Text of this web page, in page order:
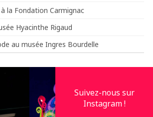
la Fondation Carmignac
Hyacinthe Rigaud
au musée Ingres Bourdelle
Suivez-nous sur
Instagram !